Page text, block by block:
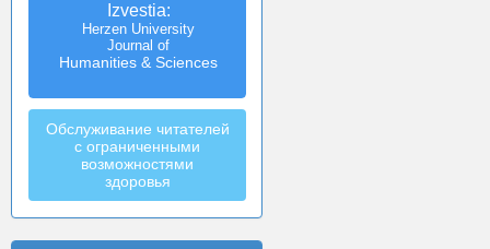
Izvestia:
Herzen University
Journal of
Humanities & Sciences
Обслуживание читателей
с ограниченными
возможностями
здоровья